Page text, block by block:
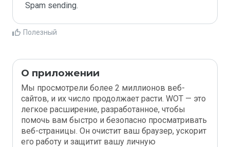
Spam sending.
Полезный
О приложении
Мы просмотрели более 2 миллионов веб-
сайтов, и их число продолжает расти. WOT — это
легкое расширение, разработанное, чтобы
помочь вам быстро и безопасно просматривать
веб-страницы. Он очистит ваш браузер, ускорит
его работу и защитит вашу личную